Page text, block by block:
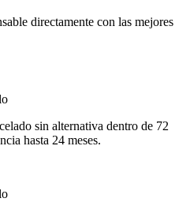
directamente con las mejores
sin alternativa dentro de 72
hasta 24 meses.